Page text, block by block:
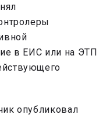
в ЕИС или на ЭТП
опубликовал